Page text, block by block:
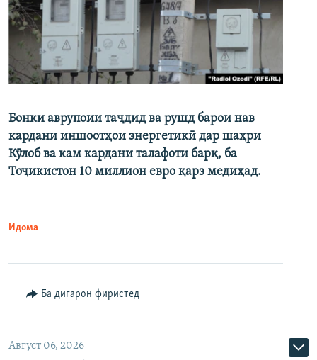
Бонки аврупоии таҷдид ва рушд барои нав
кардани иншоотҳои энергетикӣ дар шаҳри
Кӯлоб ва кам кардани талафоти барқ, ба
Тоҷикистон 10 миллион евро қарз медиҳад.
Идома
Ба дигарон фиристед
Август 06, 2026